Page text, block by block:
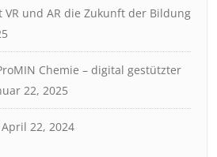
VR und AR die Zukunft der Bildung
Chemie – digital gestützter
22, 2025
April 22, 2024